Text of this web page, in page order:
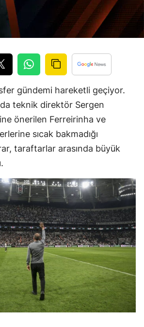
gündemi hareketli geçiyor.
teknik direktör Sergen
önerilen Ferreirinha ve
sıcak bakmadığı
taraftarlar arasında büyük